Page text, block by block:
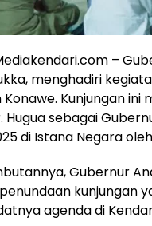
–
menghadiri
Kunjungan
Hugua sebagai
di Istana Negara
Gubernur
kunjungan
agenda di